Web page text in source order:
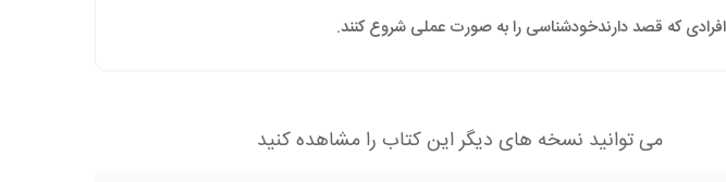
که قصد دارندخودشناسی را به صورت عملی شروع کنند.
می توانید نسخه های دیگر این کتاب را مشاهده کنید